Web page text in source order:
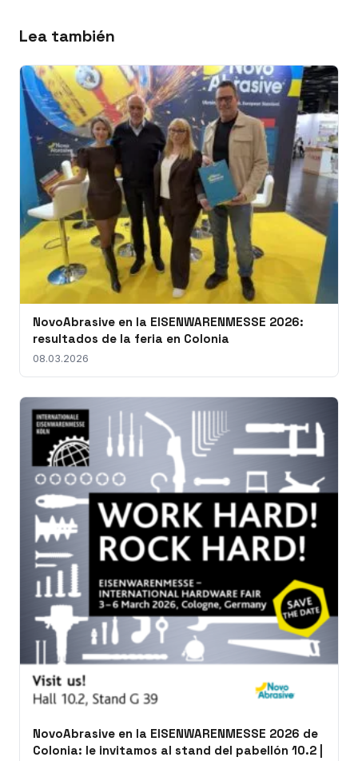
Lea también
NovoAbrasive en la EISENWARENMESSE 2026:
resultados de la feria en Colonia
08.03.2026
NovoAbrasive en la EISENWARENMESSE 2026 de
Colonia: le invitamos al stand del pabellón 10.2 |